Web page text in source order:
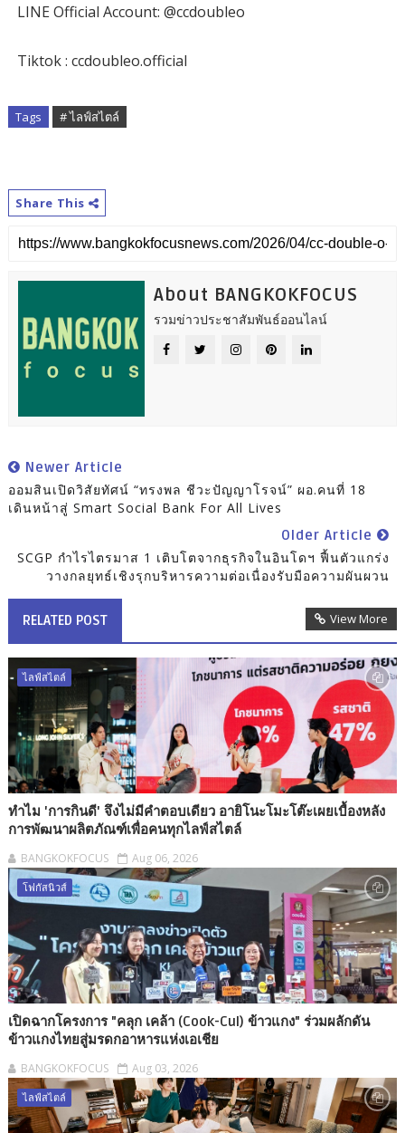
LINE Official Account: @ccdoubleo
Tiktok : ccdoubleo.official
Tags # ไลฟ์สไตล์
Share This
About BANGKOKFOCUS
รวมข่าวประชาสัมพันธ์ออนไลน์
Newer Article
ออมสินเปิดวิสัยทัศน์ “ทรงพล ชีวะปัญญาโรจน์” ผอ.คนที่ 18
เดินหน้าสู่ Smart Social Bank For All Lives
Older Article
SCGP กำไรไตรมาส 1 เติบโตจากธุรกิจในอินโดฯ ฟื้นตัวแกร่ง
วางกลยุทธ์เชิงรุกบริหารความต่อเนื่องรับมือความผันผวน
RELATED POST View More
ไลฟ์สไตล์
ทำไม 'การกินดี' จึงไม่มีคำตอบเดียว อายิโนะโมะโต๊ะเผยเบื้องหลัง
การพัฒนาผลิตภัณฑ์เพื่อคนทุกไลฟ์สไตล์
BANGKOKFOCUS Aug 06, 2026
โฟกัสนิวส์
เปิดฉากโครงการ "คลุก เคล้า (Cook-Cul) ข้าวแกง" ร่วมผลักดัน
ข้าวแกงไทยสู่มรดกอาหารแห่งเอเชีย
BANGKOKFOCUS Aug 03, 2026
ไลฟ์สไตล์